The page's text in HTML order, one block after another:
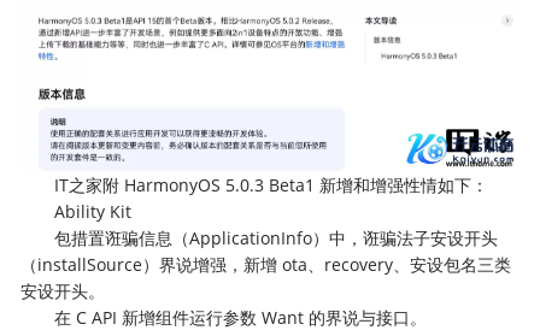
IT之家附 HarmonyOS 5.0.3 Beta1 新增和增强性情如下：
Ability Kit
包措置诳骗信息（ApplicationInfo）中，诳骗法子安设开头
（installSource）界说增强，新增 ota、recovery、安设包名三类
安设开头。
在 C API 新增组件运行参数 Want 的界说与接口。